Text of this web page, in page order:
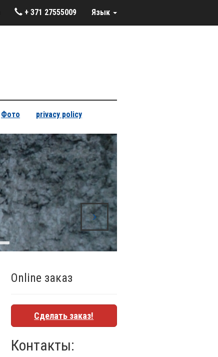
+ 371 27555009 Язык
Фото privacy policy
Online заказ
Сделать заказ!
Контакты: